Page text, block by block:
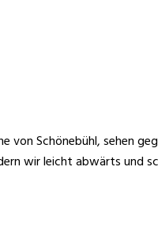
Schönebühl, sehen
wir leicht abwärts